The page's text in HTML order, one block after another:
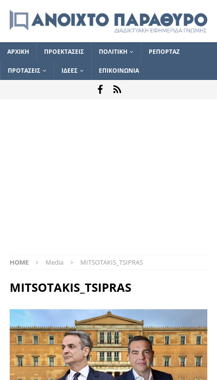
ΑΡΧΙΚΗ ΠΡΟΕΚΤΑΣΕΙΣ ΠΟΛΙΤΙΚΗ ΡΕΠΟΡΤΑΖ
ΠΡΟΤΑΣΕΙΣ ΙΔΕΕΣ ΕΠΙΚΟΙΝΩΝΙΑ
HOME Media MITSOTAKIS_TSIPRAS
MITSOTAKIS_TSIPRAS